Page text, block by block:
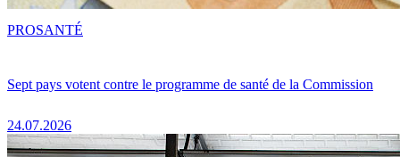
Sept pays votent contre le programme de santé de la Commission
24.07.2026
PROSANTÉ